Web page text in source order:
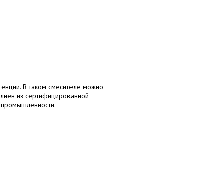
В таком смесителе можно
из сертифицированной